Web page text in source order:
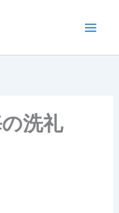
洗礼